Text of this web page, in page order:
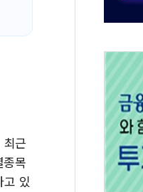
근
종목
고 있